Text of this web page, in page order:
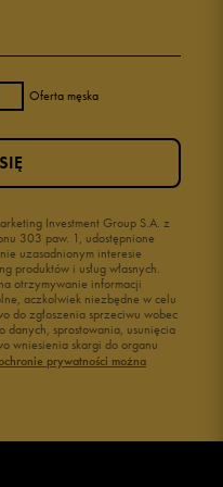
Oferta męska
Investment Group S.A. z
303 paw. 1, udostępnione
uzasadnionym interesie
produktów i usług własnych.
otrzymywanie informacji
aczkolwiek niezbędne w celu
do zgłoszenia sprzeciwu wobec
sprostowania, usunięcia
wniesienia skargi do organu
prywatności można